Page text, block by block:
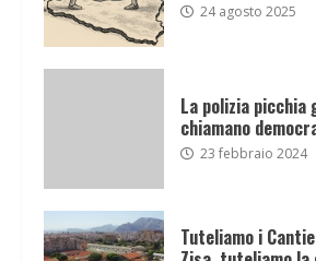
24 agosto 2025
La polizia
chiamano
23 febbraio 2024
Tuteliamo i